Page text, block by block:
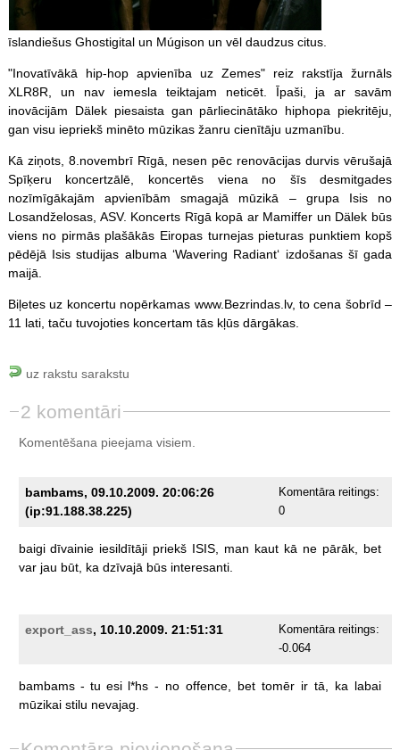
īslandiešus Ghostigital un Múgison un vēl daudzus citus.
"Inovatīvākā hip-hop apvienība uz Zemes" reiz rakstīja žurnāls
XLR8R, un nav iemesla teiktajam neticēt. Īpaši, ja ar savām
inovācijām Dälek piesaista gan pārliecinātāko hiphopa piekritēju,
gan visu iepriekš minēto mūzikas žanru cienītāju uzmanību.
Kā ziņots, 8.novembrī Rīgā, nesen pēc renovācijas durvis vērušajā
Spīķeru koncertzālē, koncertēs viena no šīs desmitgades
nozīmīgākajām apvienībām smagajā mūzikā – grupa Isis no
Losandželosas, ASV. Koncerts Rīgā kopā ar Mamiffer un Dälek būs
viens no pirmās plašākās Eiropas turnejas pieturas punktiem kopš
pēdējā Isis studijas albuma ‘Wavering Radiant‘ izdošanas šī gada
maijā.
Biļetes uz koncertu nopērkamas www.Bezrindas.lv, to cena šobrīd –
11 lati, taču tuvojoties koncertam tās kļūs dārgākas.
uz rakstu sarakstu
2 komentāri
Komentēšana pieejama visiem.
bambams, 09.10.2009. 20:06:26
(ip:91.188.38.225)
Komentāra reitings:
0
baigi dīvainie iesildītāji priekš ISIS, man kaut kā ne pārāk,
bet
var jau būt, ka dzīvajā būs interesanti.
export_ass, 10.10.2009. 21:51:31
Komentāra reitings:
-0.064
bambams - tu esi l*hs - no offence, bet tomēr ir tā, ka labai
mūzikai stilu nevajag.